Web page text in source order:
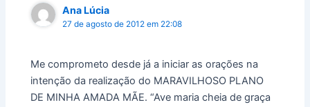
Ana Lúcia
27 de agosto de 2012 em 22:08
Me comprometo desde já a iniciar as orações na
intenção da realização do MARAVILHOSO PLANO
DE MINHA AMADA MÃE. “Ave maria cheia de graça